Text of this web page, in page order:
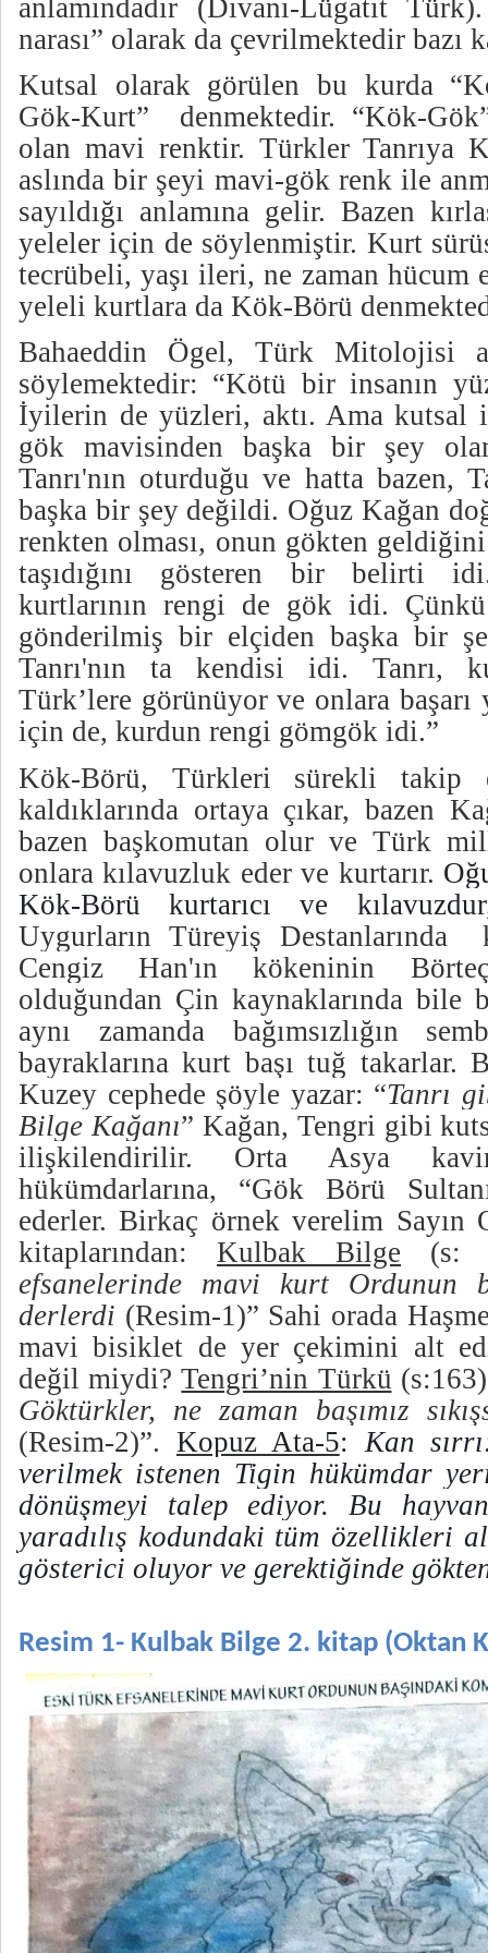
anlamındadır (Divanı-Lügatit Türk).
narası” olarak da çevrilmektedir bazı
Kutsal olarak görülen bu kurda
Gök-Kurt”
denmektedir. “Kök-
olan mavi renktir. Türkler Tanrıya
aslında bir şeyi mavi-gök renk ile
sayıldığı anlamına gelir. Bazen
yeleler için de söylenmiştir. Kurt
tecrübeli, yaşı ileri, ne zaman
yeleli kurtlara da Kök-Börü
Bahaeddin Ögel, Türk Mitolojisi
söylemektedir: “Kötü bir insanın
İyilerin de yüzleri, aktı. Ama kutsal
gök mavisinden başka bir şey
Tanrı'nın oturduğu ve hatta bazen,
başka bir şey değildi. Oğuz Kağan
renkten olması, onun gökten
taşıdığını gösteren bir belirti
kurtlarının rengi de gök idi.
gönderilmiş bir elçiden başka bir
Tanrı'nın ta kendisi idi. Tanrı,
Türk’lere görünüyor ve onlara başarı
için de, kurdun rengi gömgök idi.”
Kök-Börü, Türkleri sürekli takip
kaldıklarında ortaya çıkar, bazen
bazen başkomutan olur ve Türk
onlara kılavuzluk eder ve kurtarır.
Kök-Börü kurtarıcı ve kılavuzdur
Uygurların Türeyiş Destanlarında
Cengiz Han'ın kökeninin
olduğundan Çin kaynaklarında bile
aynı zamanda bağımsızlığın
bayraklarına kurt başı tuğ takarlar.
Kuzey cephede şöyle yazar: “Tanrı
Bilge Kağanı” Kağan, Tengri gibi
ilişkilendirilir. Orta Asya
hükümdarlarına, “Gök Börü
ederler. Birkaç örnek verelim Sayın
kitaplarından: Kulbak Bilge (s:
efsanelerinde mavi kurt Ordunun
derlerdi (Resim-1)” Sahi orada
mavi bisiklet de yer çekimini alt
değil miydi?Tengri’nin Türkü
Göktürkler, ne zaman başımız
(Resim-2)”. Kopuz Ata-5: Kan
verilmek istenen Tigin hükümdar
dönüşmeyi talep ediyor. Bu
yaradılış kodundaki tüm özellikleri
gösterici oluyor ve gerektiğinde
Resim 1- Kulbak Bilge 2. kitap (Oktan